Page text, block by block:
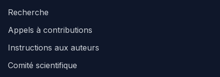
Recherche
Appels à contributions
Instructions aux auteurs
Comité scientifique